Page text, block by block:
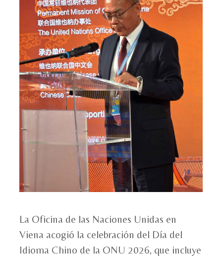
La Oficina de las Naciones Unidas en
Viena acogió la celebración del Día del
Idioma Chino de la ONU 2026, que incluye